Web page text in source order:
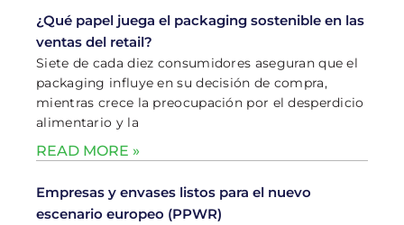
¿Qué papel juega el packaging sostenible en las
ventas del retail?
Siete de cada diez consumidores aseguran que el
packaging influye en su decisión de compra,
mientras crece la preocupación por el desperdicio
alimentario y la
READ MORE »
Empresas y envases listos para el nuevo
escenario europeo (PPWR)